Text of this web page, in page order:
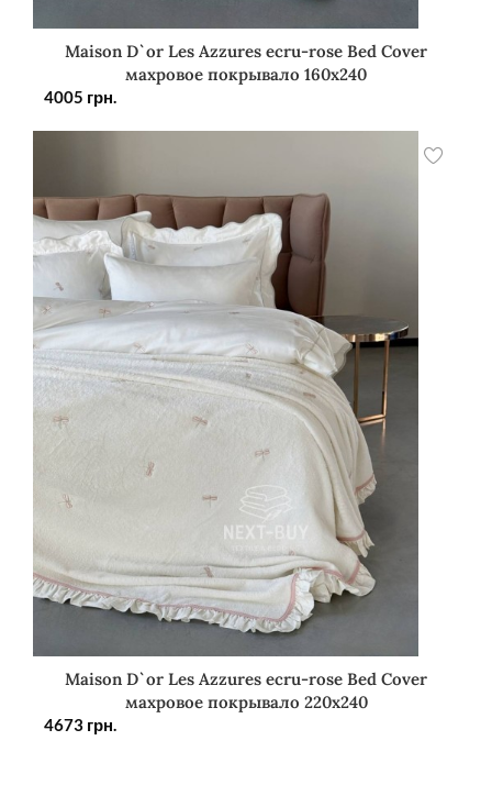
Maison D`or Les Azzures ecru-rose Bed Cover
махровое покрывало 160х240
4005 грн.
Maison D`or Les Azzures ecru-rose Bed Cover
махровое покрывало 220х240
4673 грн.